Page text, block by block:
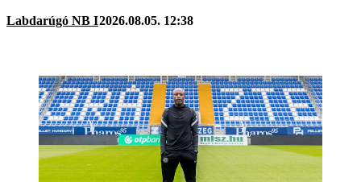
Labdarúgó NB I2026.08.05. 12:38